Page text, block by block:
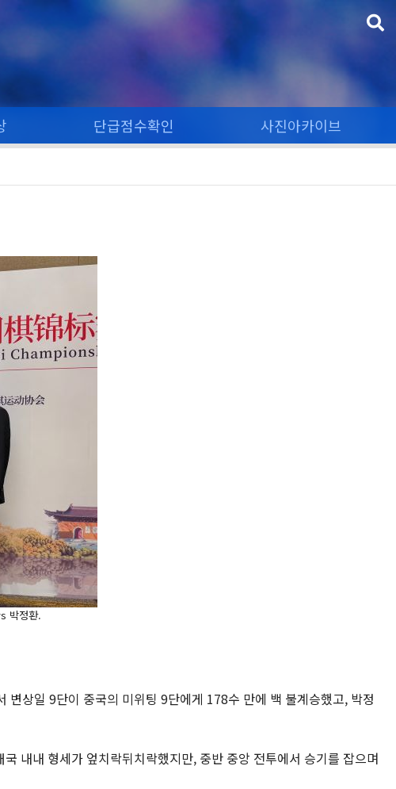
단급점수확인 사진아카이브
박정환.
상일 9단이 중국의 미위팅 9단에게 178수 만에 백 불계승했고, 박정
내내 형세가 엎치락뒤치락했지만, 중반 중앙 전투에서 승기를 잡으며